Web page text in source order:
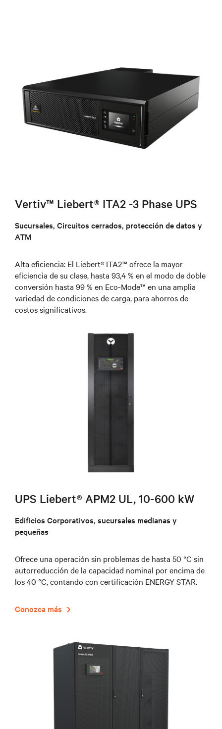
Vertiv™ Liebert® ITA2 -3 Phase UPS
Sucursales, Circuitos cerrados, protección de datos y
ATM
Alta eficiencia: El Liebert® ITA2™ ofrece la mayor
eficiencia de su clase, hasta 93,4 % en el modo de doble
conversión hasta 99 % en Eco-Mode™ en una amplia
variedad de condiciones de carga, para ahorros de
costos significativos.
UPS Liebert® APM2 UL, 10-600 kW
Edificios Corporativos, sucursales medianas y
pequeñas
Ofrece una operación sin problemas de hasta 50 °C sin
autorreducción de la capacidad nominal por encima de
los 40 °C, contando con certificación ENERGY STAR.
Conozca más